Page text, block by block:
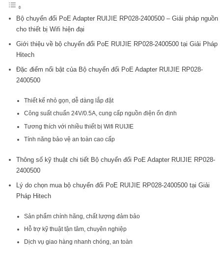
Bộ chuyển đổi PoE Adapter RUIJIE RP028-2400500 – Giải pháp nguồn
cho thiết bị Wifi hiện đại
Giới thiệu về bộ chuyển đổi PoE RUIJIE RP028-2400500 tại Giải Pháp
Hitech
Đặc điểm nổi bật của Bộ chuyển đổi PoE Adapter RUIJIE RP028-
2400500
Thiết kế nhỏ gọn, dễ dàng lắp đặt
Công suất chuẩn 24V/0.5A, cung cấp nguồn điện ổn định
Tương thích với nhiều thiết bị Wifi RUIJIE
Tính năng bảo vệ an toàn cao cấp
Thông số kỹ thuật chi tiết Bộ chuyển đổi PoE Adapter RUIJIE RP028-
2400500
Lý do chọn mua bộ chuyển đổi PoE RUIJIE RP028-2400500 tại Giải
Pháp Hitech
Sản phẩm chính hãng, chất lượng đảm bảo
Hỗ trợ kỹ thuật tận tâm, chuyên nghiệp
Dịch vụ giao hàng nhanh chóng, an toàn